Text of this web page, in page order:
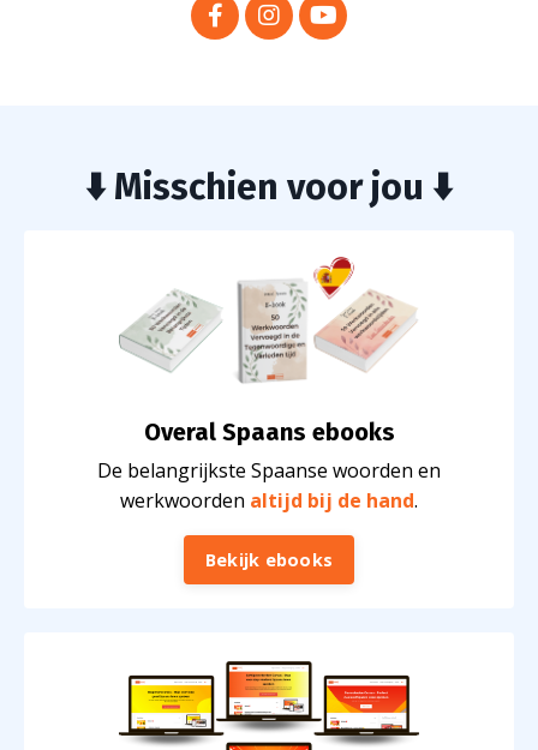
⬇️ Misschien voor jou ⬇️
Overal Spaans ebooks
De belangrijkste Spaanse woorden en
werkwoorden altijd bij de hand.
Bekijk ebooks